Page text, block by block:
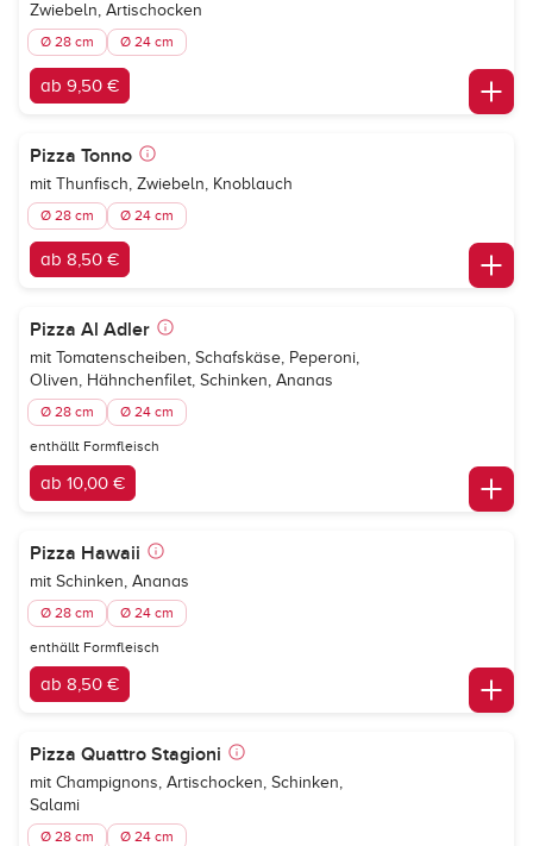
Zwiebeln, Artischocken
Ø 28 cm Ø 24 cm
ab 9,50 €
Pizza Tonno
mit Thunfisch, Zwiebeln, Knoblauch
Ø 28 cm Ø 24 cm
ab 8,50 €
Pizza Al Adler
mit Tomatenscheiben, Schafskäse, Peperoni,
Oliven, Hähnchenfilet, Schinken, Ananas
Ø 28 cm Ø 24 cm
enthällt Formfleisch
ab 10,00 €
Pizza Hawaii
mit Schinken, Ananas
Ø 28 cm Ø 24 cm
enthällt Formfleisch
ab 8,50 €
Pizza Quattro Stagioni
mit Champignons, Artischocken, Schinken,
Salami
Ø 28 cm Ø 24 cm